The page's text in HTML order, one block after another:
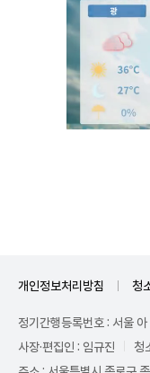
개인정보처리방침 청
정기간행등록번호 : 서울
사장·편집인 : 임규진
청